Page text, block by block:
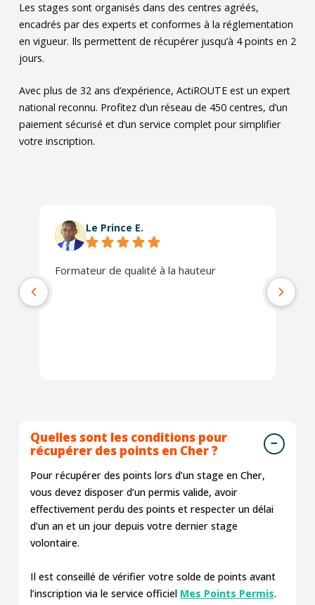
Les stages sont organisés dans des centres agréés,
encadrés par des experts et conformes à la réglementation
en vigueur. Ils permettent de récupérer jusqu’à 4 points en 2
jours.
Avec plus de 32 ans d’expérience, ActiROUTE est un expert
national reconnu. Profitez d’un réseau de 450 centres, d’un
paiement sécurisé et d’un service complet pour simplifier
votre inscription.
Le Prince E.
Formateur de qualité à la hauteur
Quelles sont les conditions pour
récupérer des points en Cher ?
Pour récupérer des points lors d’un stage en Cher,
vous devez disposer d’un permis valide, avoir
effectivement perdu des points et respecter un délai
d’un an et un jour depuis votre dernier stage
volontaire.
Il est conseillé de vérifier votre solde de points avant
l’inscription via le service officiel Mes Points Permis.